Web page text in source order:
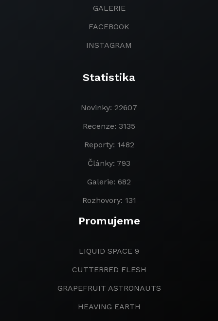
GALERIE
FACEBOOK
INSTAGRAM
Statistika
Novinky: 22607
Recenze: 3135
Reporty: 1482
Články: 793
Galerie: 682
Rozhovory: 131
Promujeme
LIQUID SPACE 9
CUTTERRED FLESH
GRAPEFRUIT ASTRONAUTS
HEAVING EARTH